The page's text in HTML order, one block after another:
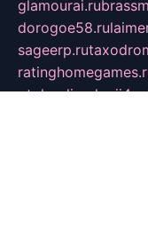
glamourai.ru
dorogoe58.ru
sageerp.ru
gtglasslined.ruii4.ru